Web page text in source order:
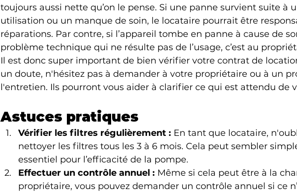
toujours aussi nette qu’on le pense. Si une panne survient suite à
utilisation ou un manque de soin, le locataire pourrait être
réparations. Par contre, si l’appareil tombe en panne à cause de
problème technique qui ne résulte pas de l’usage, c’est au
Il est donc super important de bien vérifier votre contrat de
un doute, n'hésitez pas à demander à votre propriétaire ou à un
l'entretien. Ils pourront vous aider à clarifier ce qui est attendu de
Astuces pratiques
Vérifier les filtres régulièrement : En tant que locataire,
nettoyer les filtres tous les 3 à 6 mois. Cela peut sembler
essentiel pour l’efficacité de la pompe.
Effectuer un contrôle annuel : Même si cela peut être à la
propriétaire, vous pouvez demander un contrôle annuel si ce